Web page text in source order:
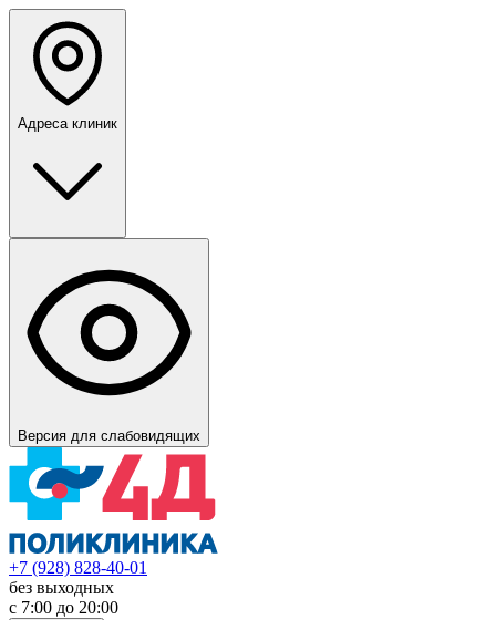
Адреса клиник
Версия для слабовидящих
+7 (928) 828-40-01
без выходных
с 7:00 до 20:00